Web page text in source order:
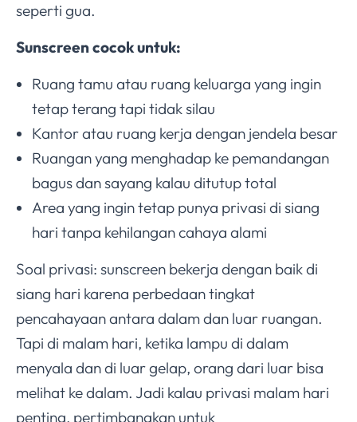
seperti gua.
Sunscreen cocok untuk:
Ruang tamu atau ruang keluarga yang ingin
tetap terang tapi tidak silau
Kantor atau ruang kerja dengan jendela besar
Ruangan yang menghadap ke pemandangan
bagus dan sayang kalau ditutup total
Area yang ingin tetap punya privasi di siang
hari tanpa kehilangan cahaya alami
Soal privasi: sunscreen bekerja dengan baik di
siang hari karena perbedaan tingkat
pencahayaan antara dalam dan luar ruangan.
Tapi di malam hari, ketika lampu di dalam
menyala dan di luar gelap, orang dari luar bisa
melihat ke dalam. Jadi kalau privasi malam hari
penting, pertimbangkan untuk